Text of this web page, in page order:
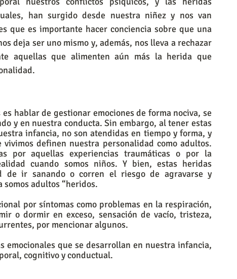
han surgido desde nuestra niñez y nos van
que es importante hacer conciencia sobre que una
deja ser uno mismo y, además, nos lleva a rechazar
aquellas que alimenten aún más la herida que
hablar de gestionar emociones de forma nociva, se
y en nuestra conducta. Sin embargo, al tener estas
infancia, no son atendidas en tiempo y forma, y
definen nuestra personalidad como adultos.
por aquellas experiencias traumáticas o por la
cuando somos niños. Y bien, estas heridas
de ir sanando o corren el riesgo de agravarse y
somos adultos “heridos.
por síntomas como problemas en la respiración,
o dormir en exceso, sensación de vacío, tristeza,
por mencionar algunos.
emocionales que se desarrollan en nuestra infancia,
cognitivo y conductual.